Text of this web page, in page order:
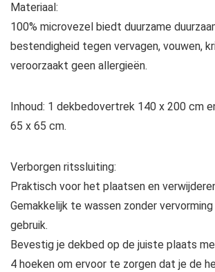
Materiaal:
100% microvezel biedt duurzame
bestendigheid tegen vervagen, vouwen,
veroorzaakt geen allergieën.
Inhoud: 1 dekbedovertrek 140 x 200 cm
65 x 65 cm.
Verborgen ritssluiting:
Praktisch voor het plaatsen en
Gemakkelijk te wassen zonder
gebruik.
Bevestig je dekbed op de juiste plaats
4 hoeken om ervoor te zorgen dat je de